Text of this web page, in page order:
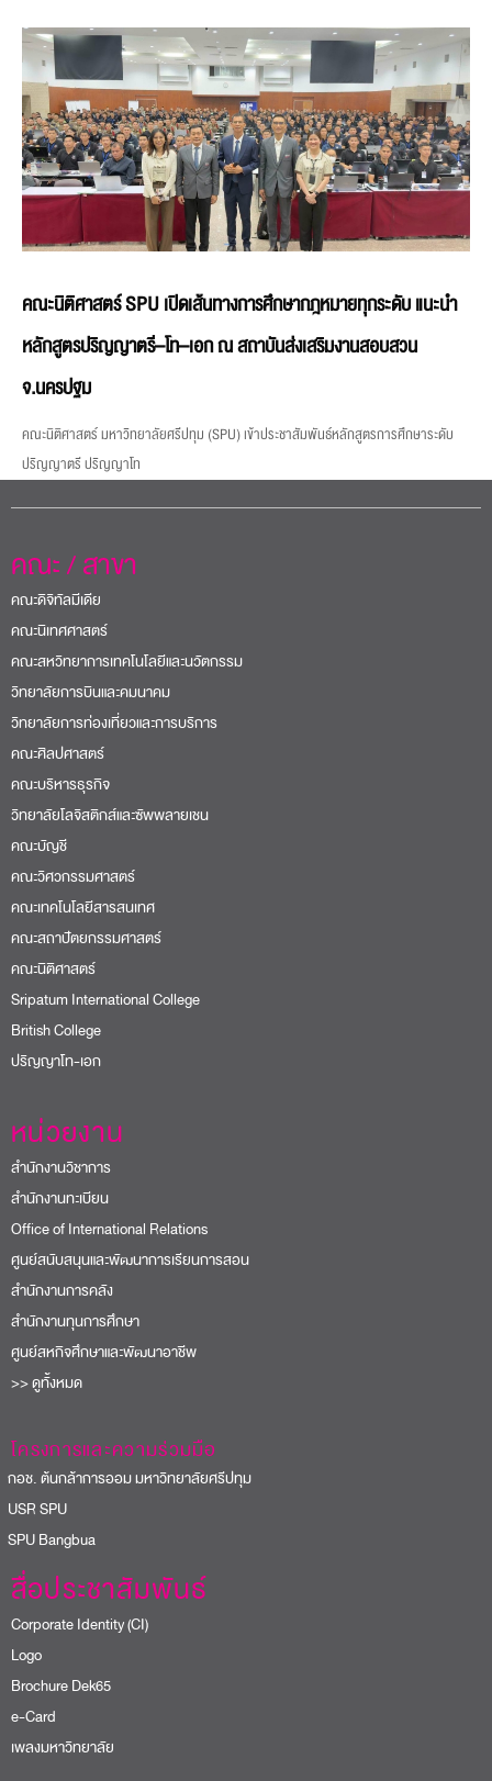
คณะนิติศาสตร์ SPU เปิดเส้นทางการศึกษากฎหมายทุกระดับ แนะนำ
หลักสูตรปริญญาตรี–โท–เอก ณ สถาบันส่งเสริมงานสอบสวน
จ.นครปฐม
คณะนิติศาสตร์ มหาวิทยาลัยศรีปทุม (SPU) เข้าประชาสัมพันธ์หลักสูตรการศึกษาระดับ
ปริญญาตรี ปริญญาโท
คณะ / สาขา
คณะดิจิทัลมีเดีย
คณะนิเทศศาสตร์
คณะสหวิทยาการเทคโนโลยีและนวัตกรรม
วิทยาลัยการบินและคมนาคม
วิทยาลัยการท่องเที่ยวและการบริการ
คณะศิลปศาสตร์
คณะบริหารธุรกิจ
วิทยาลัยโลจิสติกส์และซัพพลายเชน
คณะบัญชี
คณะวิศวกรรมศาสตร์
คณะเทคโนโลยีสารสนเทศ
คณะสถาปัตยกรรมศาสตร์
คณะนิติศาสตร์
Sripatum International College
British College
ปริญญาโท-เอก
หน่วยงาน
สำนักงานวิชาการ
สำนักงานทะเบียน
Office of International Relations
ศูนย์สนับสนุนและพัฒนาการเรียนการสอน
สำนักงานการคลัง
สำนักงานทุนการศึกษา
ศูนย์สหกิจศึกษาและพัฒนาอาชีพ
>> ดูทั้งหมด
โครงการและความร่วมมือ
ช. ต้นกล้าการออม มหาวิทยาลัยศรีปทุม
SPU
Bangbua
สื่อประชาสัมพันธ์
Corporate Identity (CI)
Logo
Brochure Dek65
e-Card
เพลงมหาวิทยาลัย